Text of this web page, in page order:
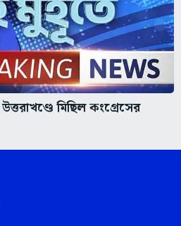
মিছিল কংগ্রেসের